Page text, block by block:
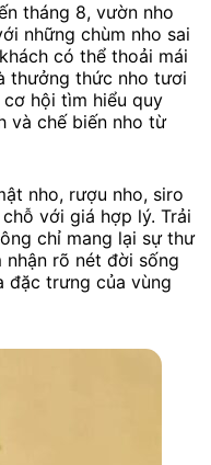
tháng 8, vườn nho
những chùm nho sai
có thể thoải mái
thưởng thức nho tươi
hội tìm hiểu quy
và chế biến nho từ
nho, rượu nho, siro
với giá hợp lý. Trải
chỉ mang lại sự thư
rõ nét đời sống
đặc trưng của vùng